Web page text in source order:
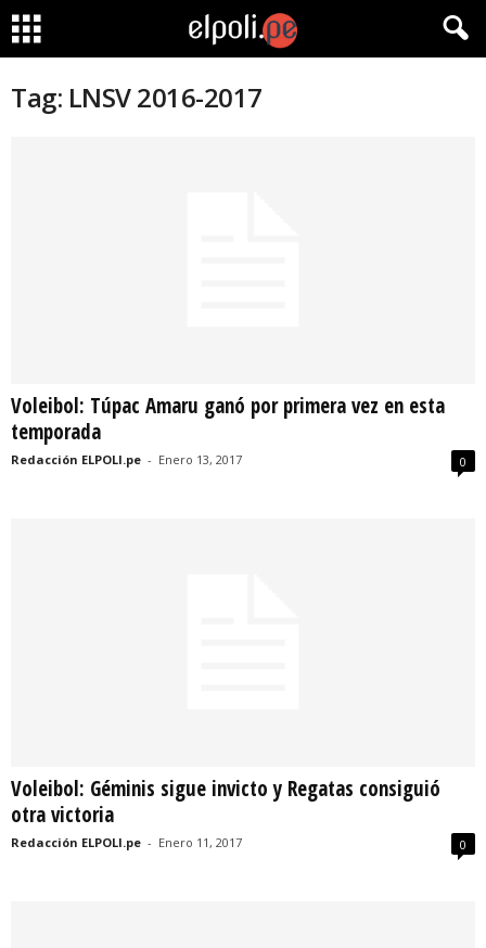
Tag: LNSV 2016-2017
Voleibol: Túpac Amaru ganó por primera vez en esta
temporada
Redacción ELPOLI.pe - Enero 13, 2017 0
Voleibol: Géminis sigue invicto y Regatas consiguió
otra victoria
Redacción ELPOLI.pe - Enero 11, 2017 0